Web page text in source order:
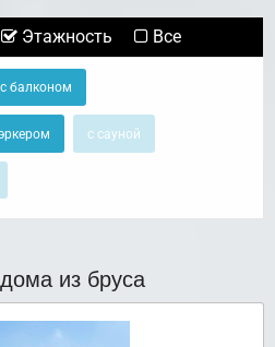
Этажность Все
с балконом
с сауной
из бруса